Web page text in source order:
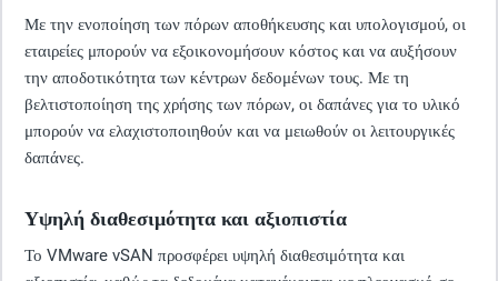
Με την ενοποίηση των πόρων αποθήκευσης και υπολογισμού, οι
εταιρείες μπορούν να εξοικονομήσουν κόστος και να αυξήσουν
την αποδοτικότητα των κέντρων δεδομένων τους. Με τη
βελτιστοποίηση της χρήσης των πόρων, οι δαπάνες για το υλικό
μπορούν να ελαχιστοποιηθούν και να μειωθούν οι λειτουργικές
δαπάνες.
Υψηλή διαθεσιμότητα και αξιοπιστία
Το VMware vSAN προσφέρει υψηλή διαθεσιμότητα και